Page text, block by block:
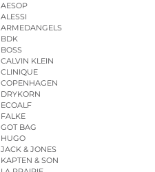
AESOP
ALESSI
ARMEDANGELS
BDK
BOSS
CALVIN KLEIN
CLINIQUE
COPENHAGEN
DRYKORN
ECOALF
FALKE
GOT BAG
HUGO
JACK & JONES
KAPTEN & SON